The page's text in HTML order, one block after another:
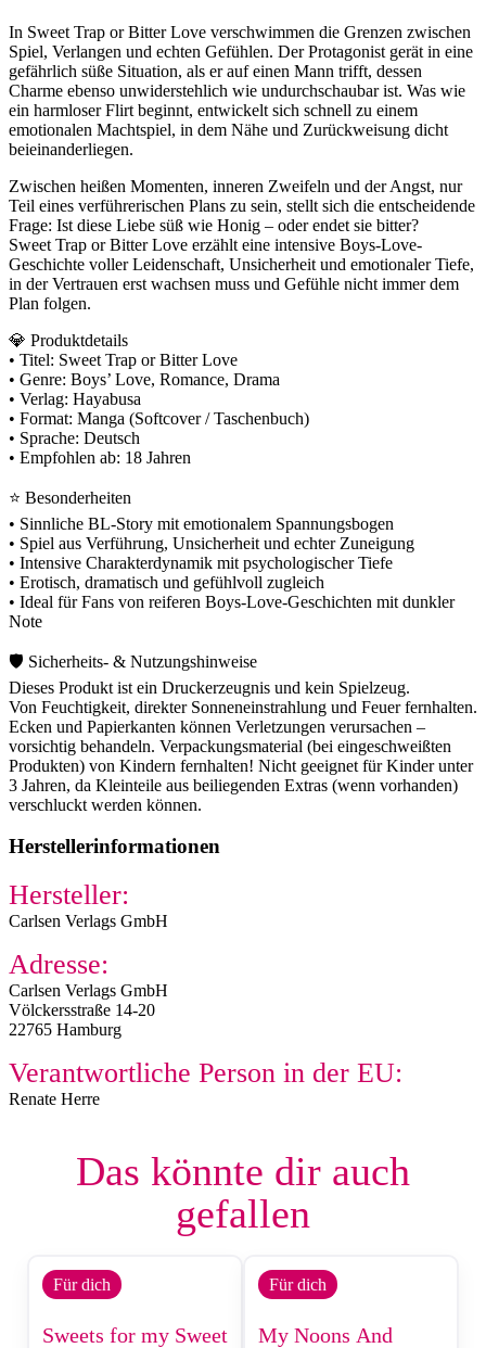
In Sweet Trap or Bitter Love verschwimmen die Grenzen zwischen
Spiel, Verlangen und echten Gefühlen. Der Protagonist gerät in eine
gefährlich süße Situation, als er auf einen Mann trifft, dessen
Charme ebenso unwiderstehlich wie undurchschaubar ist. Was wie
ein harmloser Flirt beginnt, entwickelt sich schnell zu einem
emotionalen Machtspiel, in dem Nähe und Zurückweisung dicht
beieinanderliegen.
Zwischen heißen Momenten, inneren Zweifeln und der Angst, nur
Teil eines verführerischen Plans zu sein, stellt sich die entscheidende
Frage: Ist diese Liebe süß wie Honig – oder endet sie bitter?
Sweet Trap or Bitter Love erzählt eine intensive Boys-Love-
Geschichte voller Leidenschaft, Unsicherheit und emotionaler Tiefe,
in der Vertrauen erst wachsen muss und Gefühle nicht immer dem
Plan folgen.
💎 Produktdetails
• Titel: Sweet Trap or Bitter Love
• Genre: Boys’ Love, Romance, Drama
• Verlag: Hayabusa
• Format: Manga (Softcover / Taschenbuch)
• Sprache: Deutsch
• Empfohlen ab: 18 Jahren
⭐ Besonderheiten
• Sinnliche BL-Story mit emotionalem Spannungsbogen
• Spiel aus Verführung, Unsicherheit und echter Zuneigung
• Intensive Charakterdynamik mit psychologischer Tiefe
• Erotisch, dramatisch und gefühlvoll zugleich
• Ideal für Fans von reiferen Boys-Love-Geschichten mit dunkler
Note
🛡️ Sicherheits- & Nutzungshinweise
Dieses Produkt ist ein Druckerzeugnis und kein Spielzeug.
Von Feuchtigkeit, direkter Sonneneinstrahlung und Feuer fernhalten.
Ecken und Papierkanten können Verletzungen verursachen –
vorsichtig behandeln. Verpackungsmaterial (bei eingeschweißten
Produkten) von Kindern fernhalten! Nicht geeignet für Kinder unter
3 Jahren, da Kleinteile aus beiliegenden Extras (wenn vorhanden)
verschluckt werden können.
Herstellerinformationen
Hersteller:
Carlsen Verlags GmbH
Adresse:
Carlsen Verlags GmbH
Völckersstraße 14-20
22765 Hamburg
Verantwortliche Person in der EU:
Renate Herre
Das könnte dir auch
gefallen
Für dich
Sweets for my Sweet
Für dich
My Noons And